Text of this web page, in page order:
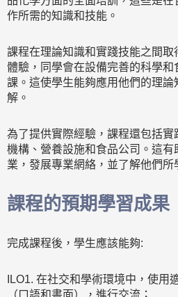
作所需的知識和技能。
課程在理論知識和實踐技能之間
體驗，同學會在設備完善的科學
課。這使學生能夠應用他們的理
解。
為了提供實際經驗，課程還包括
機構、營養設施和食品公司。這
業，發展專業網絡，並了解他們所
課程的預期學習成果
完成課程後，學生應該能夠:
ILO1. 在社交和學術環境中，使用
（口語和書面），進行交流；